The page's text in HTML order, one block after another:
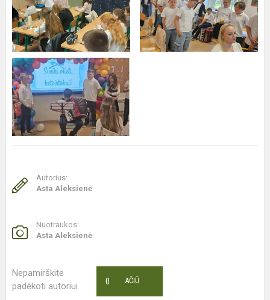
Autorius:
Asta Aleksienė
Nuotraukos:
Asta Aleksienė
Nepamirškite
padėkoti autoriui
AČIŪ
0